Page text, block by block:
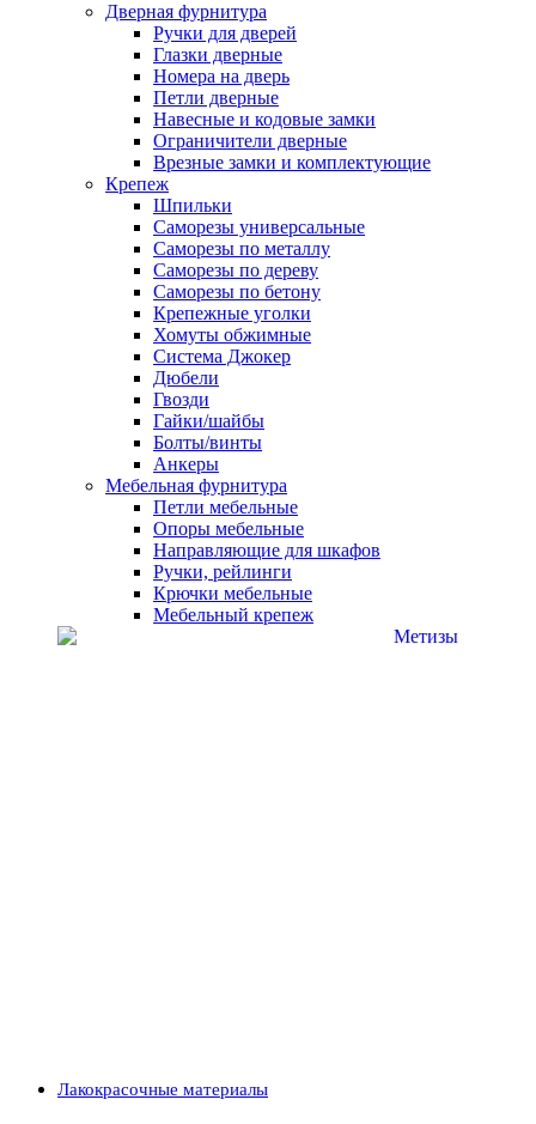
Дверная фурнитура
Ручки для дверей
Глазки дверные
Номера на дверь
Петли дверные
Навесные и кодовые замки
Ограничители дверные
Врезные замки и комплектующие
Крепеж
Шпильки
Саморезы универсальные
Саморезы по металлу
Саморезы по дереву
Саморезы по бетону
Крепежные уголки
Хомуты обжимные
Система Джокер
Дюбели
Гвозди
Гайки/шайбы
Болты/винты
Анкеры
Мебельная фурнитура
Петли мебельные
Опоры мебельные
Направляющие для шкафов
Ручки, рейлинги
Крючки мебельные
Мебельный крепеж
Лакокрасочные материалы